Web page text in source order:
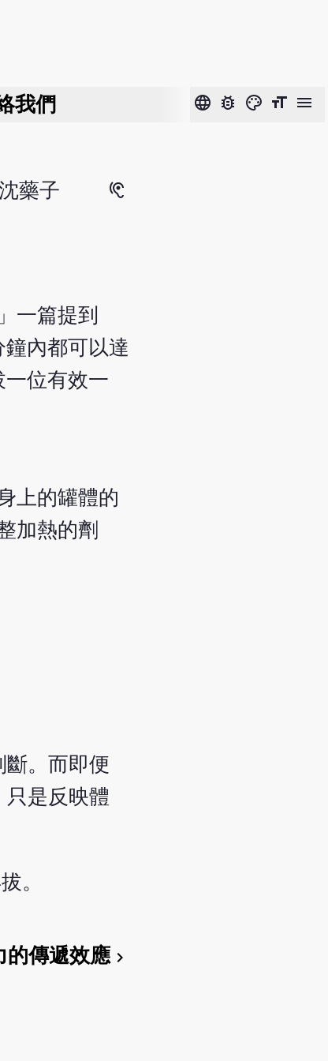
我們 language bug_report color_lens format_size menu
藥子 hearing
」一篇提到
內都可以達
位有效一
上的罐體的
加熱的劑
斷。而即便
是反映體
。
的傳遞效應chevron_right